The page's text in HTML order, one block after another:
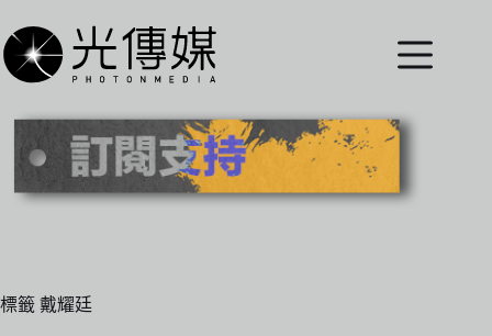
至
主
內
標籤 戴耀廷